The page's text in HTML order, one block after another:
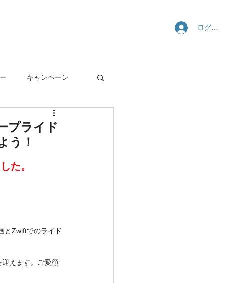
ログイン
キャンペーン
プライド
う！
た。
とZwiftでのライド
迎えます。ご愛顧